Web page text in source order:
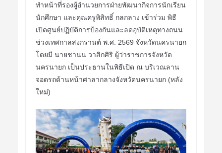
ทำหน้าที่รองผู้อำนวยการฝ่ายพัฒนากิจการนักเรียน
นักศึกษา และคุณครูพิสิทธิ์ กลกลาง เข้าร่วม พิธี
เปิดศูนย์ปฏิบัติการป้องกันและลดอุบัติเหตุทางถนน
ช่วงเทศกาลสงกรานต์ พ.ศ. 2569 จังหวัดนครนายก
โดยมี นายชานน วาสิกศิริ ผู้ว่าราชการจังหวัด
นครนายก เป็นประธานในพิธีเปิด ณ บริเวณลาน
จอดรถด้านหน้าศาลากลางจังหวัดนครนายก (หลัง
ใหม่)